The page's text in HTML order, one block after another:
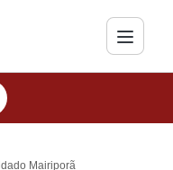
Mairiporã